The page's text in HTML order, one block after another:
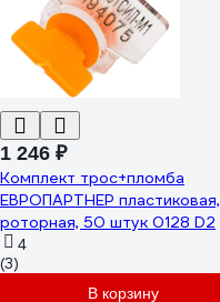
1 246 ₽
Комплект трос+пломба
ЕВРОПАРТНЕР пластиковая,
роторная, 50 штук 0128 D2
4
(3)
В корзину